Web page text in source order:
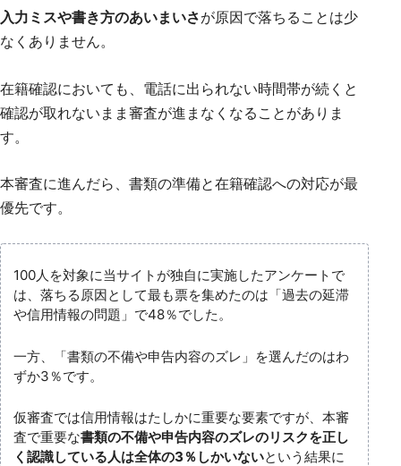
入力ミスや書き方のあいまいさが原因で落ちることは少
なくありません。
在籍確認においても、電話に出られない時間帯が続くと
確認が取れないまま審査が進まなくなることがありま
す。
本審査に進んだら、書類の準備と在籍確認への対応が最
優先です。
100人を対象に当サイトが独自に実施したアンケートで
は、落ちる原因として最も票を集めたのは「過去の延滞
や信用情報の問題」で48％でした。
一方、「書類の不備や申告内容のズレ」を選んだのはわ
ずか3％です。
仮審査では信用情報はたしかに重要な要素ですが、本審
査で重要な書類の不備や申告内容のズレのリスクを正し
く認識している人は全体の3％しかいないという結果に